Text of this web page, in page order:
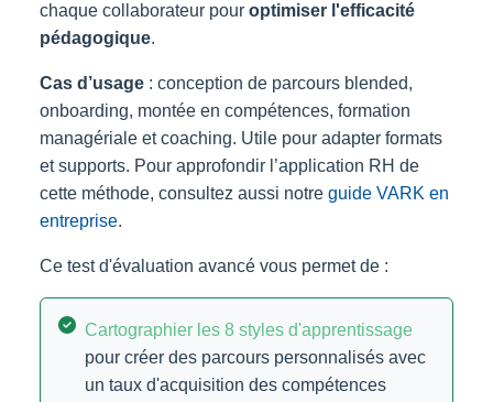
chaque collaborateur pour optimiser l'efficacité
pédagogique.
Cas d’usage : conception de parcours blended,
onboarding, montée en compétences, formation
managériale et coaching. Utile pour adapter formats
et supports. Pour approfondir l’application RH de
cette méthode, consultez aussi notre guide VARK en
entreprise.
Ce test d'évaluation avancé vous permet de :
Cartographier les 8 styles d'apprentissage
pour créer des parcours personnalisés avec
un taux d'acquisition des compétences